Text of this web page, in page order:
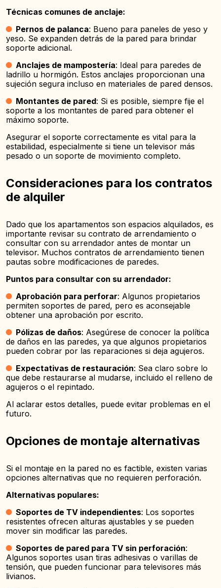
Técnicas comunes de anclaje:
Pernos de palanca: Bueno para paneles de yeso y
yeso. Se expanden detrás de la pared para brindar
soporte adicional.
Anclajes de mampostería: Ideal para paredes de
ladrillo u hormigón. Estos anclajes proporcionan una
sujeción segura incluso en materiales de pared densos.
Montantes de pared: Si es posible, siempre fije el
soporte a los montantes de pared para obtener el
máximo soporte.
Asegurar el soporte correctamente es vital para la
estabilidad, especialmente si tiene un televisor más
pesado o un soporte de movimiento completo.
Consideraciones para los contratos
de alquiler
Dado que los apartamentos son espacios alquilados, es
importante revisar su contrato de arrendamiento o
consultar con su arrendador antes de montar un
televisor. Muchos contratos de arrendamiento tienen
pautas sobre modificaciones de paredes.
Puntos para consultar con su arrendador:
Aprobación para perforar: Algunos propietarios
permiten soportes de pared, pero es aconsejable
obtener una aprobación por escrito.
Pólizas de daños: Asegúrese de conocer la política
de daños en las paredes, ya que algunos propietarios
pueden cobrar por las reparaciones si deja agujeros.
Expectativas de restauración: Sea claro sobre lo
que debe restaurarse al mudarse, incluido el relleno de
agujeros o el repintado.
Al aclarar estos detalles, puede evitar problemas en el
futuro.
Opciones de montaje alternativas
Si el montaje en la pared no es factible, existen varias
opciones alternativas que no requieren perforación.
Alternativas populares:
Soportes de TV independientes: Los soportes
resistentes ofrecen alturas ajustables y se pueden
mover sin modificar las paredes.
Soportes de pared para TV sin perforación:
Algunos soportes usan tiras adhesivas o varillas de
tensión, que pueden funcionar para televisores más
livianos.